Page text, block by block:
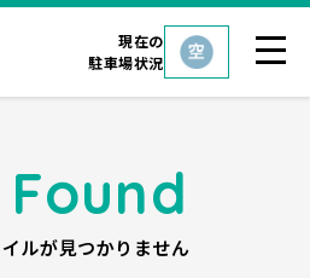
現在の
駐車場状況
ルが見つかりません